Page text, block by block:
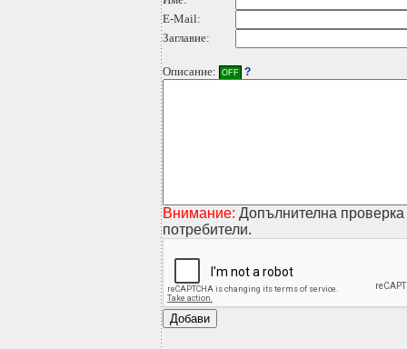
E-Mail:
Заглавие:
Описание: OFF ?
Внимание: Допълнителна
потребители.